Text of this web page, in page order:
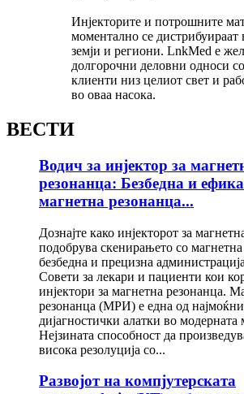
Инјекторите и потрошните
моментално се дистрибуираат
земји и региони. LnkMed е
долгорочни деловни односи
клиенти низ целиот свет и
во оваа насока.
ВЕСТИ
Водич за инјектор за
резонанца: Безбедна и
магнетна резонанца...
Дознајте како инјекторот за
подобрува скенирањето со
безбедна и прецизна
Совети за лекари и пациенти кои
инјектори за магнетна резонанца.
резонанца (МРИ) е една од
дијагностички алатки во
Нејзината способност да
висока резолуција со...
Развојот на компјутерската